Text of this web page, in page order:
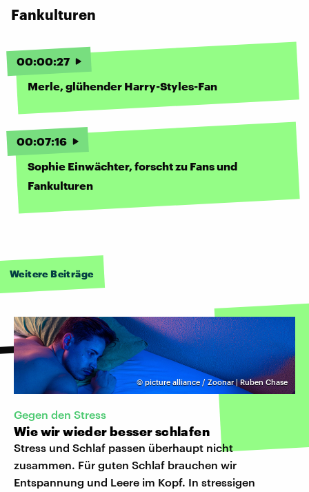
Fankulturen
00:00:27
Merle, glühender Harry-Styles-Fan
00:07:16
Sophie Einwächter, forscht zu Fans und
Fankulturen
Weitere Beiträge
©picture alliance / Zoonar | Ruben Chase
Gegen den Stress
Wie wir wieder besser schlafen
Stress und Schlaf passen überhaupt nicht
zusammen. Für guten Schlaf brauchen wir
Entspannung und Leere im Kopf. In stressigen